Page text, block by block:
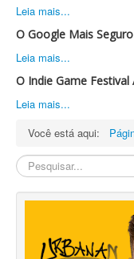
Leia mais...
O Google Mais Seguro
Leia mais...
O Indie Game Festival
Leia mais...
Você está aqui:
Pesquisa
Interna